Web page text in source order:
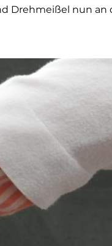
Drehmeißel nun an